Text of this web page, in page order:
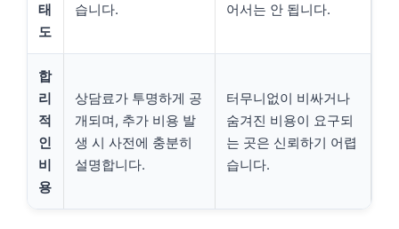
태
도
습니다.
어서는 안 됩니다.
합
리
적
인
비
용
상담료가 투명하게 공
개되며, 추가 비용 발
생 시 사전에 충분히
설명합니다.
터무니없이 비싸거나
숨겨진 비용이 요구되
는 곳은 신뢰하기 어렵
습니다.